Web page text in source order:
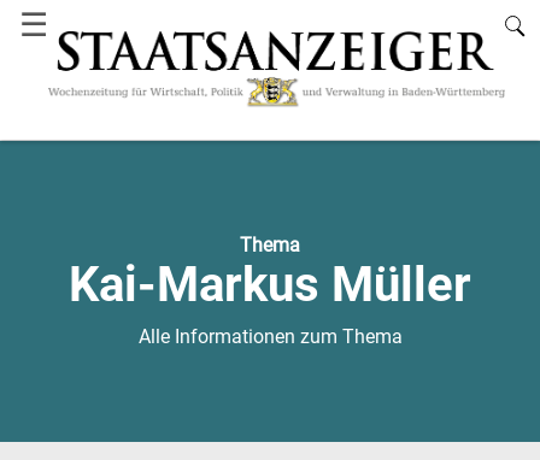
☰
Thema
Kai-Markus Müller
Alle Informationen zum Thema